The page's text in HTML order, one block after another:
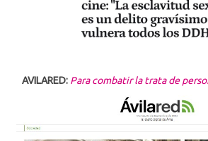
AVILARED: Para combatir la trata de